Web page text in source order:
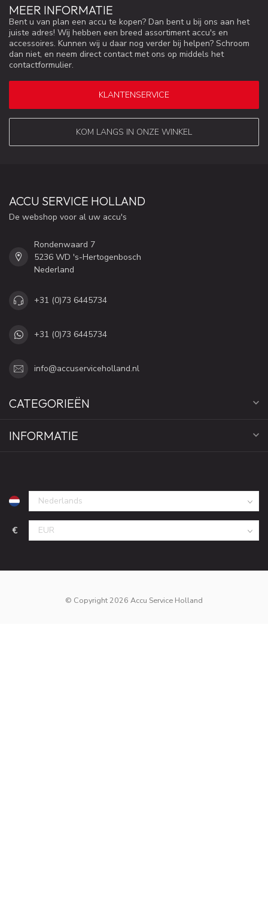
MEER INFORMATIE
Bent u van plan een accu te kopen? Dan bent u bij ons aan het
juiste adres! Wij hebben een breed assortiment accu's en
accessoires. Kunnen wij u daar nog verder bij helpen? Schroom
dan niet, en neem direct contact met ons op middels het
contactformulier.
KLANTENSERVICE
KOM LANGS IN ONZE WINKEL
ACCU SERVICE HOLLAND
De webshop voor al uw accu's
Rondenwaard 7
5236 WD 's-Hertogenbosch
Nederland
+31 (0)73 6445734
+31 (0)73 6445734
info@accuserviceholland.nl
CATEGORIEËN
INFORMATIE
€
© Copyright 2026 Accu Service Holland